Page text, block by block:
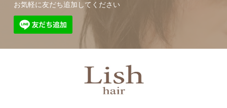
お気軽に友だち追加してください